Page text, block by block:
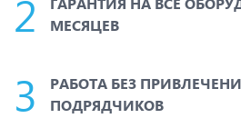
МЕСЯЦЕВ
РАБОТА БЕЗ
ПОДРЯДЧИКОВ